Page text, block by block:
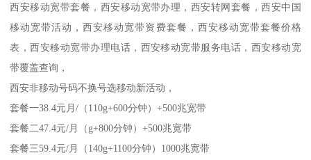
西安移动宽带套餐，西安移动宽带办理，西安转网套餐，西安中国
移动宽带活动，西安移动宽带资费套餐，西安移动宽带套餐价格
表，西安移动宽带办理电话，西安移动宽带服务电话，西安移动宽
带覆盖查询，
西安非移动号码不换号选移动新活动，
套餐一38.4元月/（110g+600分钟）+500兆宽带
套餐二47.4元/月（g+800分钟）+500兆宽带
套餐三59.4元/月（140g+1100分钟）1000兆宽带